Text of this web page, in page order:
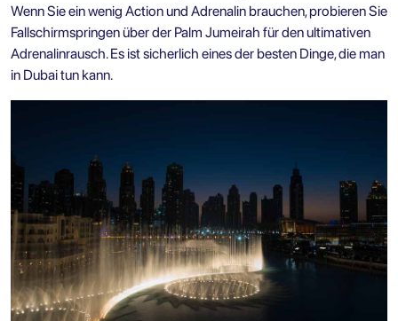
Wenn Sie ein wenig Action und Adrenalin brauchen, probieren Sie
Fallschirmspringen über der Palm Jumeirah für den ultimativen
Adrenalinrausch. Es ist sicherlich eines der besten Dinge, die man
in Dubai tun kann.